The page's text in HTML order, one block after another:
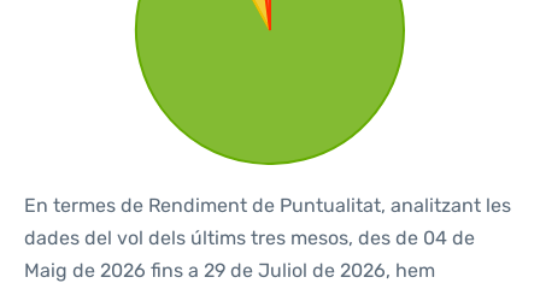
En termes de Rendiment de Puntualitat, analitzant les
dades del vol dels últims tres mesos, des de 04 de
Maig de 2026 fins a 29 de Juliol de 2026, hem